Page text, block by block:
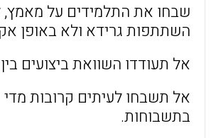
שבחו את התלמידים על
השתתפות גרידא ולא באופן
אל תעודדו השוואת ביצועים
אל תשבחו לעיתים קרובות מדי
בתשבוחות.